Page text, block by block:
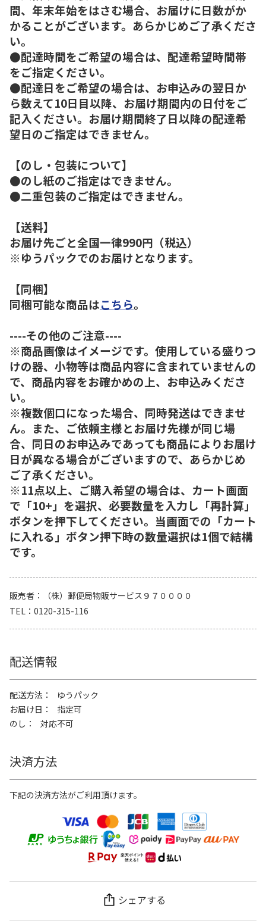
間、年末年始をはさむ場合、お届けに日数がか
かることがございます。あらかじめご了承くださ
い。
●配達時間をご希望の場合は、配達希望時間帯
をご指定ください。
●配達日をご希望の場合は、お申込みの翌日か
ら数えて10日目以降、お届け期間内の日付をご
記入ください。お届け期間終了日以降の配達希
望日のご指定はできません。
【のし・包装について】
●のし紙のご指定はできません。
●二重包装のご指定はできません。
【送料】
お届け先ごと全国一律990円（税込）
※ゆうパックでのお届けとなります。
【同梱】
同梱可能な商品はこちら。
----その他のご注意----
※商品画像はイメージです。使用している盛りつ
けの器、小物等は商品内容に含まれていませんの
で、商品内容をお確かめの上、お申込みくださ
い。
※複数個口になった場合、同時発送はできませ
ん。また、ご依頼主様とお届け先様が同じ場
合、同日のお申込みであっても商品によりお届け
日が異なる場合がございますので、あらかじめ
ご了承ください。
※11点以上、ご購入希望の場合は、カート画面
で「10+」を選択、必要数量を入力し「再計算」
ボタンを押下してください。当画面での「カート
に入れる」ボタン押下時の数量選択は1個で結構
です。
販売者
（株）郵便局物販サービス９７００００
TEL
0120-315-116
配送情報
配送方法
ゆうパック
お届け日
指定可
のし
対応不可
決済方法
下記の決済方法がご利用頂けます。
シェアする